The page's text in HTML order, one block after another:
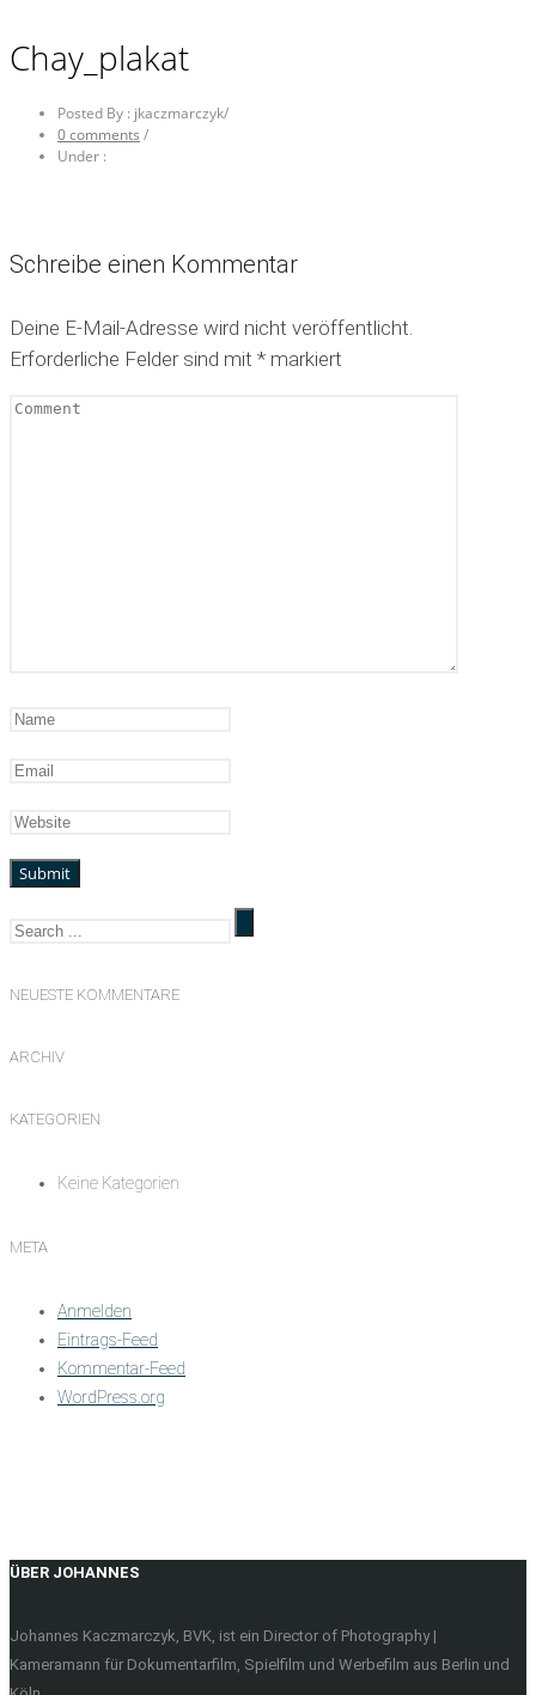
Chay_plakat
Posted By : jkaczmarczyk/
0 comments /
Under :
Schreibe einen Kommentar
Deine E-Mail-Adresse wird nicht veröffentlicht.
Erforderliche Felder sind mit * markiert
NEUESTE KOMMENTARE
ARCHIV
KATEGORIEN
Keine Kategorien
META
Anmelden
Eintrags-Feed
Kommentar-Feed
WordPress.org
ÜBER JOHANNES
Johannes Kaczmarczyk, BVK, ist ein Director of Photography |
Kameramann für Dokumentarfilm, Spielfilm und Werbefilm aus Berlin und